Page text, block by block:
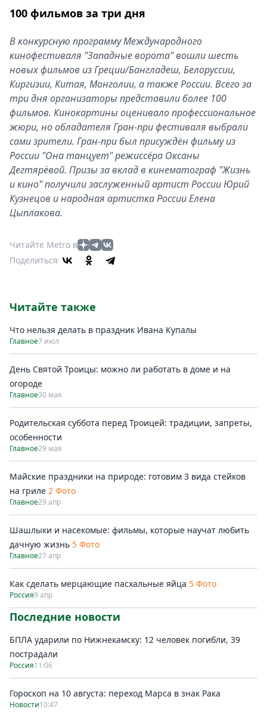
100 фильмов за три дня
В конкурсную программу Международного
кинофестиваля "Западные ворота" вошли шесть
новых фильмов из Греции/Бангладеш, Белоруссии,
Киргизии, Китая, Монголии, а также России. Всего за
три дня организаторы представили более 100
фильмов. Кинокартины оценивало профессиональное
жюри, но обладателя Гран-при фестиваля выбрали
сами зрители. Гран-при был присуждён фильму из
России "Она танцует" режиссёра Оксаны
Дегтярёвой. Призы за вклад в кинематограф "Жизнь
и кино" получили заслуженный артист России Юрий
Кузнецов и народная артистка России Елена
Цыплакова.
Читайте Metro в
Поделиться
Читайте также
Что нельзя делать в праздник Ивана Купалы
Главное7 июл
День Святой Троицы: можно ли работать в доме и на
огороде
Главное30 мая
Родительская суббота перед Троицей: традиции, запреты,
особенности
Главное29 мая
Майские праздники на природе: готовим 3 вида стейков
на гриле 2 Фото
Главное29 апр
Шашлыки и насекомые: фильмы, которые научат любить
дачную жизнь 5 Фото
Главное27 апр
Как сделать мерцающие пасхальные яйца 5 Фото
Россия9 апр
Последние новости
БПЛА ударили по Нижнекамску: 12 человек погибли, 39
пострадали
Россия11:06
Гороскоп на 10 августа: переход Марса в знак Рака
Новости10:47